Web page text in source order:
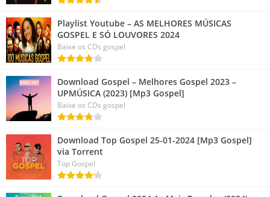
Playlist Youtube – AS MELHORES MÚSICAS
GOSPEL E SÓ LOUVORES 2024
Baixe os CDs gospel
Download Gospel – Melhores Gospel 2023 –
UPMÚSICA (2023) [Mp3 Gospel]
Baixe os CDs gospel
Download Top Gospel 25-01-2024 [Mp3 Gospel]
via Torrent
Top Gospel